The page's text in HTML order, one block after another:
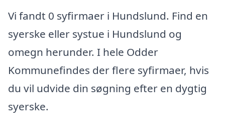
Vi fandt 0 syfirmaer i Hundslund. Find en
syerske eller systue i Hundslund og
omegn herunder. I hele Odder
Kommunefindes der flere syfirmaer, hvis
du vil udvide din søgning efter en dygtig
syerske.